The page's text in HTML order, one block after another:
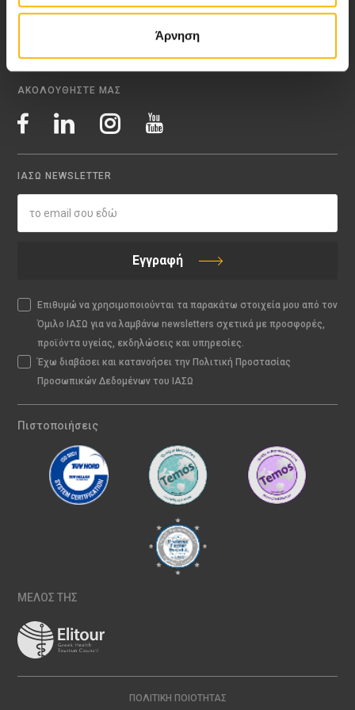
Άρνηση
ΑΚΟΛΟΥΘΗΣΤΕ ΜΑΣ
ΙΑΣΩ NEWSLETTER
Εγγραφή
Επιθυμώ να χρησιμοποιούνται τα παρακάτω στοιχεία μου από τον
Όμιλο ΙΑΣΩ για να λαμβάνω newsletters σχετικά με προσφορές,
προϊόντα υγείας, εκδηλώσεις και υπηρεσίες.
Έχω διαβάσει και κατανοήσει την Πολιτική Προστασίας
Προσωπικών Δεδομένων του ΙΑΣΩ
Πιστοποιήσεις
ΜΕΛΟΣ ΤΗΣ
ΠΟΛΙΤΙΚΉ ΠΟΙΌΤΗΤΑΣ